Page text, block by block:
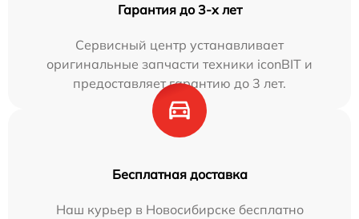
Гарантия до 3-х лет
Сервисный центр устанавливает
оригинальные запчасти техники iconBIT и
предоставляет гарантию до 3 лет.
Бесплатная доставка
Наш курьер в Новосибирске бесплатно